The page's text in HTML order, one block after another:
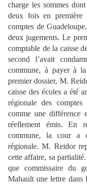
charge les sommes
deux fois en première
comptes de
deux jugements. Le
comptable de la caisse
second l’avait
commune, à payer à
premier dossier, M.
caisse des écoles a été
régionale des
comme une différence
réellement émis. En
commune, la cour a
régionale. M. Reidor
cette affaire, sa
que commissaire du
Mahault une lettre dans